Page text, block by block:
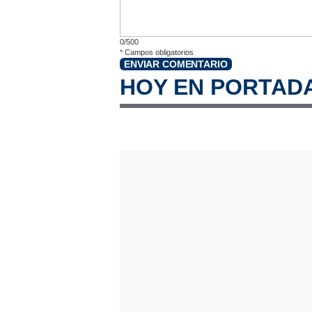
0/500
* Campos obligatorios
ENVIAR COMENTARIO
HOY EN